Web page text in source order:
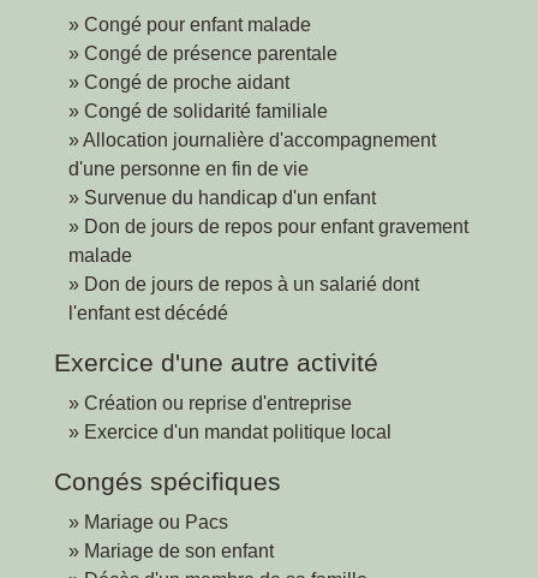
Congé pour enfant malade
Congé de présence parentale
Congé de proche aidant
Congé de solidarité familiale
Allocation journalière d'accompagnement
d'une personne en fin de vie
Survenue du handicap d'un enfant
Don de jours de repos pour enfant gravement
malade
Don de jours de repos à un salarié dont
l'enfant est décédé
Exercice d'une autre activité
Création ou reprise d'entreprise
Exercice d'un mandat politique local
Congés spécifiques
Mariage ou Pacs
Mariage de son enfant